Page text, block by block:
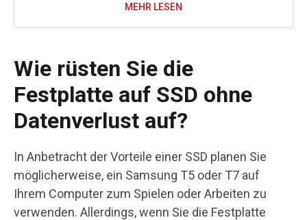
MEHR LESEN
Wie rüsten Sie die
Festplatte auf SSD ohne
Datenverlust auf?
In Anbetracht der Vorteile einer SSD planen Sie
möglicherweise, ein Samsung T5 oder T7 auf
Ihrem Computer zum Spielen oder Arbeiten zu
verwenden. Allerdings, wenn Sie die Festplatte